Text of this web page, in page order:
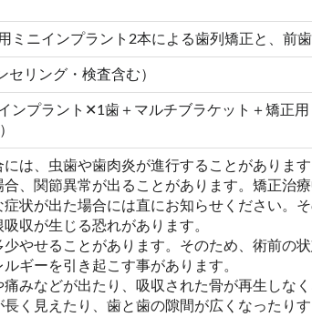
ミニインプラント2本による歯列矯正と、前
リング・検査含む）
ンプラント✕1歯＋マルチブラケット＋矯正
は、虫歯や歯肉炎が進行することがあります
、関節異常が出ることがあります。矯正治
症状が出た場合には直にお知らせください。
収が生じる恐れがあります。
やせることがあります。そのため、術前の
ギーを引き起こす事があります。
みなどが出たり、吸収された骨が再生しなく
く見えたり、歯と歯の隙間が広くなったりす